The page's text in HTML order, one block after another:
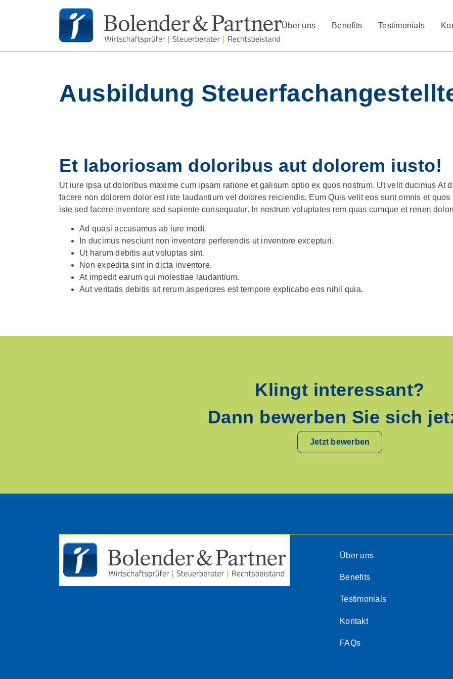
Über uns Benefits Testimonials
Ausbildung
Et laboriosam doloribus aut dolorem iusto!
Ut iure ipsa ut doloribus maxime cum ipsam ratione et galisum optio ex quos nostrum. Ut velit ducimus At
facere non dolorem dolor est iste laudantium vel dolores reiciendis. Eum Quis velit eos sunt omnis et
iste sed facere inventore sed sapiente consequatur. In nostrum voluptates rem quas cumque et rerum
Ad quasi accusamus ab iure modi.
In ducimus nesciunt non inventore perferendis ut inventore excepturi.
Ut harum debitis aut voluptas sint.
Non expedita sint in dicta inventore.
At impedit earum qui molestiae laudantium.
Aut veritatis debitis sit rerum asperiores est tempore explicabo eos nihil quia.
Klingt interessant?
Dann bewerben Sie sich
Jetzt bewerben
Über uns
Benefits
Testimonials
Kontakt
FAQs